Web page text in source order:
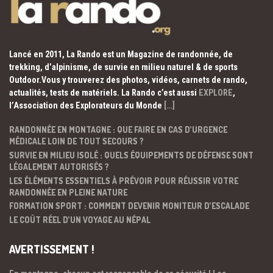
Lancé en 2011, La Rando est un Magazine de randonnée, de
trekking, d’alpinisme, de survie en milieu naturel & de sports
Outdoor.Vous y trouverez des photos, vidéos, carnets de rando,
actualités, tests de matériels. La Rando c’est aussi EXPLORE,
l’Association des Explorateurs du Monde […]
RANDONNÉE EN MONTAGNE : QUE FAIRE EN CAS D’URGENCE
MÉDICALE LOIN DE TOUT SECOURS ?
SURVIE EN MILIEU ISOLÉ : QUELS ÉQUIPEMENTS DE DÉFENSE SONT
LÉGALEMENT AUTORISÉS ?
LES ÉLÉMENTS ESSENTIELS À PRÉVOIR POUR RÉUSSIR VOTRE
RANDONNÉE EN PLEINE NATURE
FORMATION SPORT : COMMENT DEVENIR MONITEUR D’ESCALADE
LE COÛT RÉEL D’UN VOYAGE AU NÉPAL
AVERTISSEMENT !